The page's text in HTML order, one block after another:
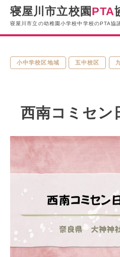
寝屋川市立校園 PTA
寝屋川市立の幼稚園小学校中学校のPTA協
小中学校区地域 五中校区
西南コミセン